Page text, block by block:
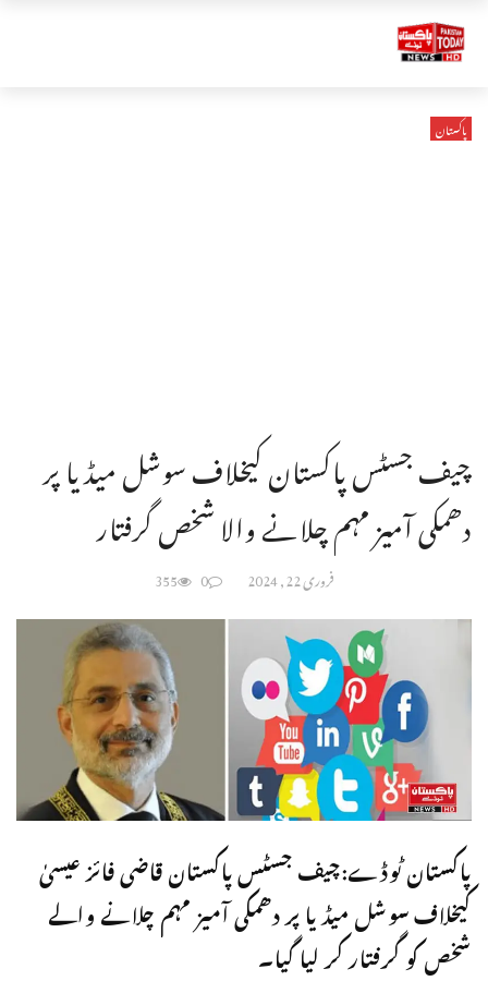
پاکستان
چیف جسٹس پاکستان کیخلاف سوشل میڈیا پر
دھمکی آمیز مہم چلانے والا شخص گرفتار
فروری 22, 2024 0
355
پاکستان ٹوڈے:چیف جسٹس پاکستان قاضی فائز عیسیٰ
کیخلاف سوشل میڈیا پر دھمکی آمیز مہم چلانے والے
شخص کو گرفتار کر لیا گیا۔